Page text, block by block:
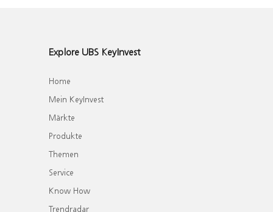
Explore UBS KeyInvest
Home
Mein KeyInvest
Märkte
Produkte
Themen
Service
Know How
Trendradar